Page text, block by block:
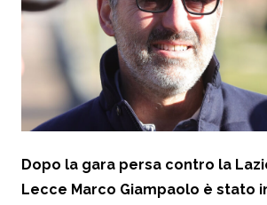
Dopo la gara persa contro la
Lecce Marco Giampaolo è stato